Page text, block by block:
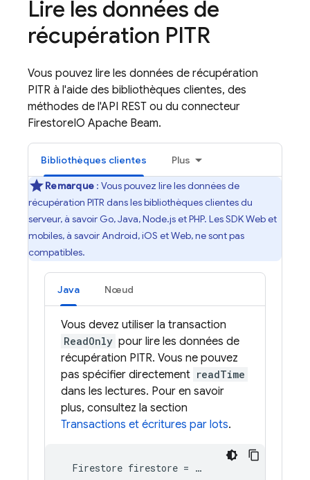
Lire les données de
récupération PITR
Vous pouvez lire les données de récupération
PITR à l'aide des bibliothèques clientes, des
méthodes de l'API REST ou du connecteur
FirestoreIO Apache Beam.
Bibliothèques clientes Plus
Remarque : Vous pouvez lire les données de
récupération PITR dans les bibliothèques clientes du
serveur, à savoir Go, Java, Node.js et PHP. Les SDK Web et
mobiles, à savoir Android, iOS et Web, ne sont pas
compatibles.
Java Nœud
Vous devez utiliser la transaction
ReadOnly pour lire les données de
récupération PITR. Vous ne pouvez
pas spécifier directement readTime
dans les lectures. Pour en savoir
plus, consultez la section
Transactions et écritures par lots.
Firestore firestore = …